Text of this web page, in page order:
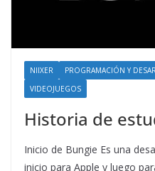
NIIXER
PROGRAMACIÓN Y
VIDEOJUEGOS
Historia de
Inicio de Bungie Es una
inicio para Apple y luego